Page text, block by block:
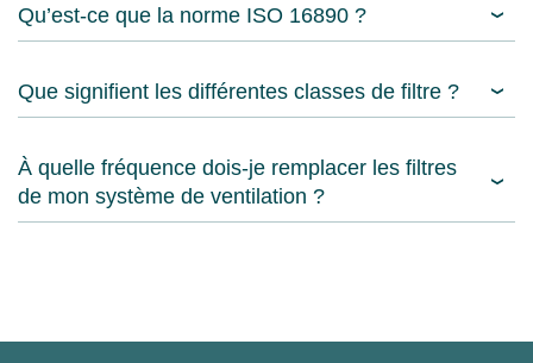
Qu’est-ce que la norme ISO 16890 ?
Que signifient les différentes classes de filtre ?
À quelle fréquence dois-je remplacer les filtres
de mon système de ventilation ?